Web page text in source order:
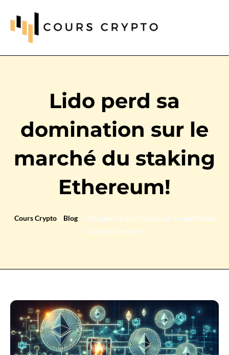
Lido perd sa
domination sur le
marché du staking
Ethereum!
Cours Crypto» Blog» Lido perd sa domination sur le marché du
staking Ethereum!